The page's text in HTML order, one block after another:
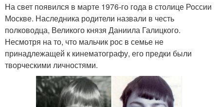
На свет появился в марте 1976-го года в столице России
Москве. Наследника родители назвали в честь
полководца, Великого князя Даниила Галицкого.
Несмотря на то, что мальчик рос в семье не
принадлежащей к кинематографу, его предки были
творческими личностями.